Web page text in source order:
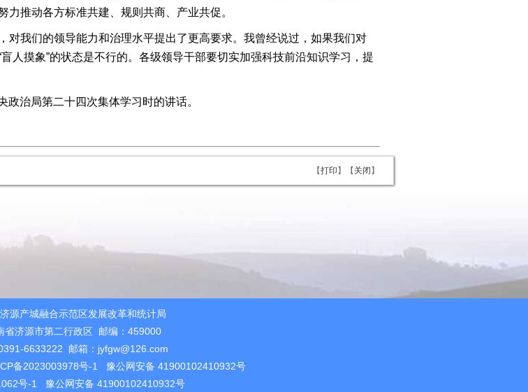
推动各方标准共建、规则共商、产业共促。
对我们的领导能力和治理水平提出了更高要求。我曾经说过，如果我们对
人摸象”的状态是不行的。各级领导干部要切实加强科技前沿知识学习，提
治局第二十四次集体学习时的讲话。
【打印 】【 关闭 】
源产城融合示范区发展改革和统计局
省济源市第二行政区 邮编：459000
6633222 邮箱：jyfgw@126.com
备2023003978号-1
豫公网安备 41900102410932号
号-1
豫公网安备 41900102410932号